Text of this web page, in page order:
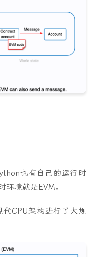
也有自己的运行时
环境就是EVM。
代CPU架构进行了大规